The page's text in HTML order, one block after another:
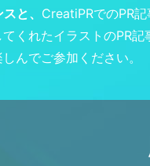
と、 CreatiPRでのPR
くれたイラストのPR
んでご参加ください。